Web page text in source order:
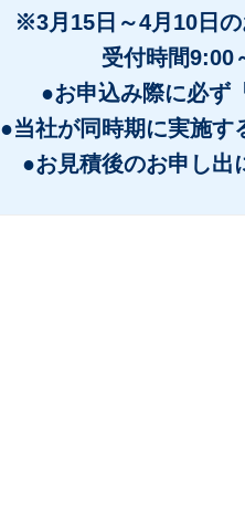
※3月15日～4月10日の
受付時間9:00
●お申込み際に必ず
●当社が同時期に実施す
●お見積後のお申し出